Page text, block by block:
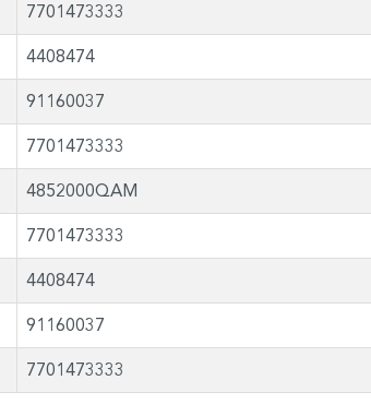
7701473333
4408474
91160037
7701473333
4852000QAM
7701473333
4408474
91160037
7701473333